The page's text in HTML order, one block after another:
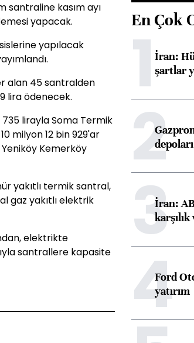
santraline kasım ayı
yapacak.
yapılacak
alan 45 santralden
lira ödenecek.
lirayla Soma Termik
milyon 12 bin 929'ar
Kemerköy
yakıtlı termik santral,
gaz yakıtlı elektrik
elektrikte
santrallere kapasite
En Çok
1İran:
şartlar
2
3
İran:
4
Ford
yatırım